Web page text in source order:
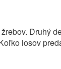
Druhý
losov